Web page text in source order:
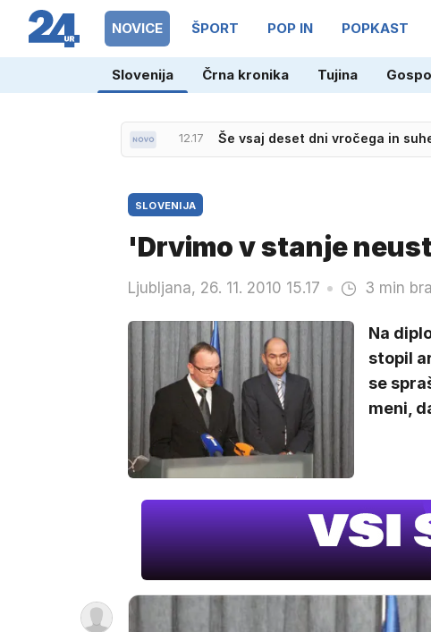
NOVICE ŠPORT POP IN POPKAST
Slovenija Črna kronika Tujina
12.17 Še vsaj deset dni vročega in
SLOVENIJA
'Drvimo v stanje
Ljubljana, 26. 11. 2010 15.17 3 min
Na
stopil
se
meni,